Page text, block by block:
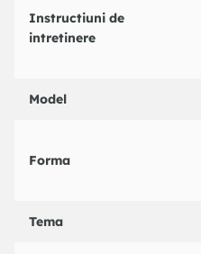
Instructiuni de
intretinere
Model
Forma
Tema